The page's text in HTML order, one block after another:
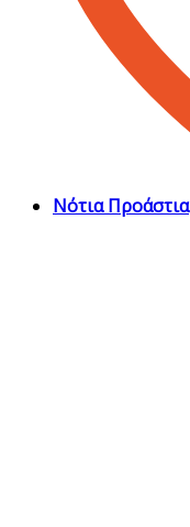
Νότια Προάστια